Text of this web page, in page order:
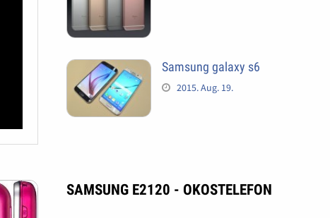
Samsung galaxy s6
2015. Aug. 19.
SAMSUNG E2120 - OKOSTELEFON